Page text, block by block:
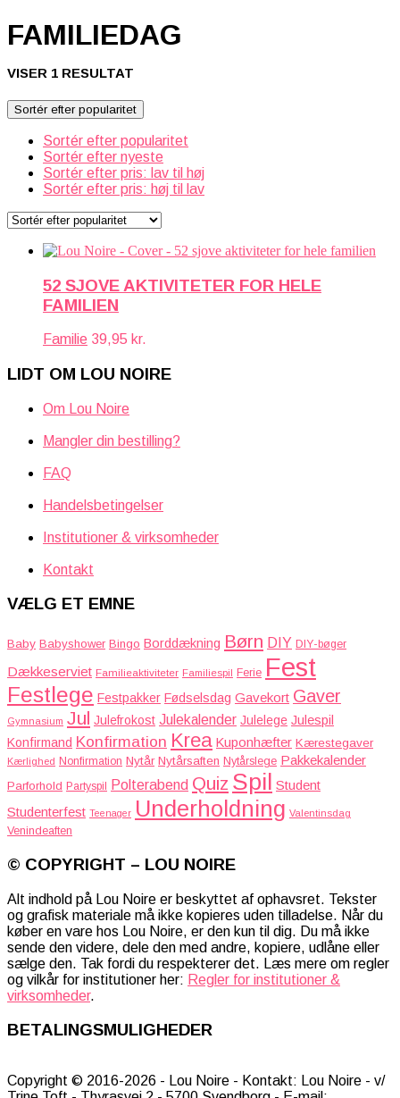
FAMILIEDAG
VISER 1 RESULTAT
Sortér efter popularitet
Sortér efter popularitet
Sortér efter nyeste
Sortér efter pris: lav til høj
Sortér efter pris: høj til lav
52 SJOVE AKTIVITETER FOR HELE
FAMILIEN
Familie 39,95 kr.
LIDT OM LOU NOIRE
Om Lou Noire
Mangler din bestilling?
FAQ
Handelsbetingelser
Institutioner & virksomheder
Kontakt
VÆLG ET EMNE
Baby Babyshower Bingo Borddækning Børn DIY DIY-bøger
Dækkeserviet Familieaktiviteter Familiespil Ferie Fest
Festlege Festpakker Fødselsdag Gavekort Gaver
Gymnasium Jul Julefrokost Julekalender Julelege Julespil
Konfirmand Konfirmation Krea Kuponhæfter Kærestegaver
Kærlighed Nonfirmation Nytår Nytårsaften Nytårslege Pakkekalender
Parforhold Partyspil Polterabend Quiz Spil Student
Studenterfest Teenager Underholdning Valentinsdag
Venindeaften
© COPYRIGHT – LOU NOIRE
Alt indhold på Lou Noire er beskyttet af ophavsret. Tekster
og grafisk materiale må ikke kopieres uden tilladelse. Når du
køber en vare hos Lou Noire, er den kun til dig. Du må ikke
sende den videre, dele den med andre, kopiere, udlåne eller
sælge den. Tak fordi du respekterer det. Læs mere om regler
og vilkår for institutioner her: Regler for institutioner &
virksomheder.
BETALINGSMULIGHEDER
Copyright © 2016-2026 - Lou Noire - Kontakt: Lou Noire - v/